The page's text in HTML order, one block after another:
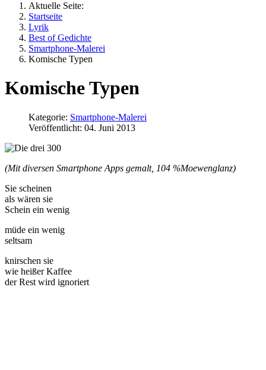
Aktuelle Seite:
Startseite
Lyrik
Best of Gedichte
Smartphone-Malerei
Komische Typen
Komische Typen
Kategorie: Smartphone-Malerei
Veröffentlicht: 04. Juni 2013
(Mit diversen Smartphone Apps gemalt, 104 %Moewenglanz)
Sie scheinen
als wären sie
Schein ein wenig
müde ein wenig
seltsam
knirschen sie
wie heißer Kaffee
der Rest wird ignoriert